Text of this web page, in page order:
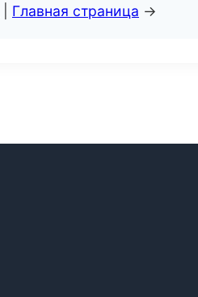
Главная страница →